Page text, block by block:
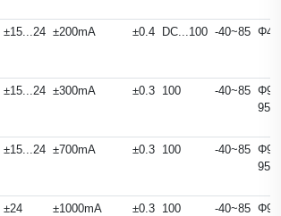
±15...24 ±200mA ±0.4 DC...100 -40~85
±15...24 ±300mA ±0.3 100 -40~85
±15...24 ±700mA ±0.3 100 -40~85
±24 ±1000mA ±0.3 100 -40~85